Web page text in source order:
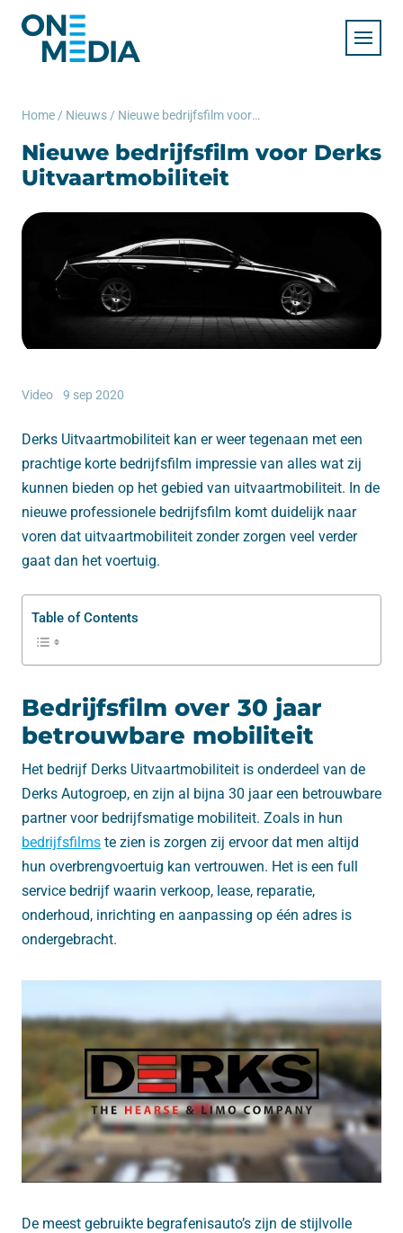
Home / Nieuws / Nieuwe bedrijfsfilm voor Derks Uitvaartmobiliteit
Nieuwe bedrijfsfilm voor Derks
Uitvaartmobiliteit
Video 9 sep 2020
Derks Uitvaartmobiliteit kan er weer tegenaan met een
prachtige korte bedrijfsfilm impressie van alles wat zij
kunnen bieden op het gebied van uitvaartmobiliteit. In de
nieuwe professionele bedrijfsfilm komt duidelijk naar
voren dat uitvaartmobiliteit zonder zorgen veel verder
gaat dan het voertuig.
Table of Contents
Bedrijfsfilm over 30 jaar
betrouwbare mobiliteit
Het bedrijf Derks Uitvaartmobiliteit is onderdeel van de
Derks Autogroep, en zijn al bijna 30 jaar een betrouwbare
partner voor bedrijfsmatige mobiliteit. Zoals in hun
bedrijfsfilms te zien is zorgen zij ervoor dat men altijd
hun overbrengvoertuig kan vertrouwen. Het is een full
service bedrijf waarin verkoop, lease, reparatie,
onderhoud, inrichting en aanpassing op één adres is
ondergebracht.
De meest gebruikte begrafenisauto’s zijn de stijlvolle